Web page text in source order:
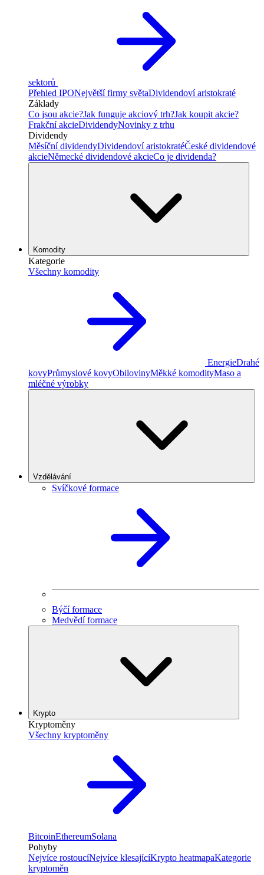
sektorů
Přehled IPONejvětší firmy světaDividendoví aristokraté
Základy
Co jsou akcie?Jak funguje akciový trh?Jak koupit akcie?
Frakční akcieDividendyNovinky z trhu
Dividendy
Měsíční dividendyDividendoví aristokratéČeské dividendové
akcieNěmecké dividendové akcieCo je dividenda?
Komodity
Kategorie
Všechny komodity
EnergieDrahé
kovyPrůmyslové kovyObilovinyMěkké komodityMaso a
mléčné výrobky
Vzdělávání
Svíčkové formace
Býčí formace
Medvědí formace
Krypto
Kryptoměny
Všechny kryptoměny
BitcoinEthereumSolana
Pohyby
Nejvíce rostoucíNejvíce klesajícíKrypto heatmapaKategorie
kryptoměn